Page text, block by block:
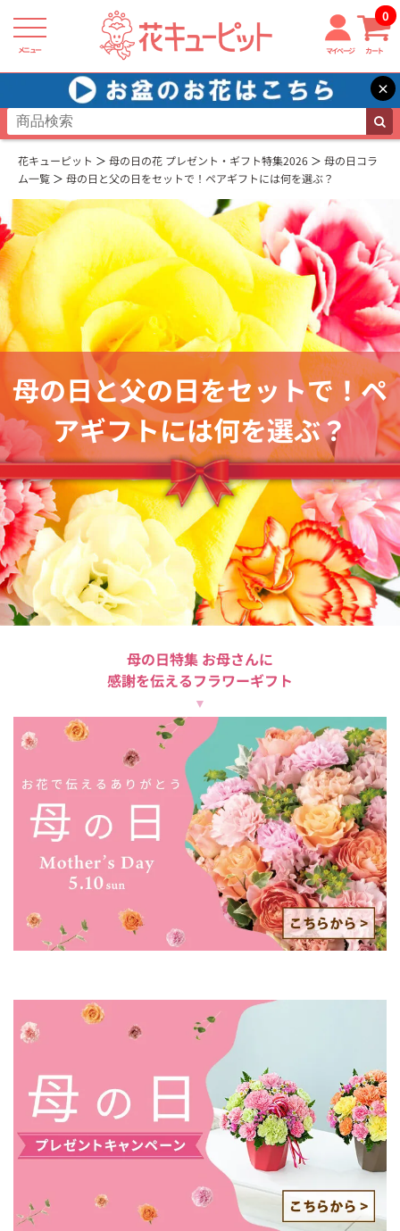
メニュー マイページ カート
0
×
花キューピット 母の日の花 プレゼント・ギフト特集2026
母の日コラ
ム一覧
母の日と父の日をセットで！ペアギフトには何を選ぶ？
母の日と父の日をセットで！ペ
アギフトには何を選ぶ？
母の日特集 お母さんに
感謝を伝えるフラワーギフト
▼